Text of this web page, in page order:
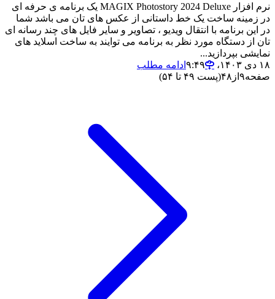
نرم افزار MAGIX Photostory 2024 Deluxe یک برنامه ی حرفه ای
در زمینه ساخت یک خط داستانی از عکس های تان می باشد شما
در این برنامه با انتقال ویدیو ، تصاویر و سایر فایل های چند رسانه ای
تان از دستگاه مورد نظر به برنامه می توایند به ساخت اسلاید های
نمایشی بپردازید...
۱۸ دی ۱۴۰۳،‏ ۹:۴۹
ادامه مطلب
صفحه۹ از ۴۸(پست ۴۹ تا ۵۴)